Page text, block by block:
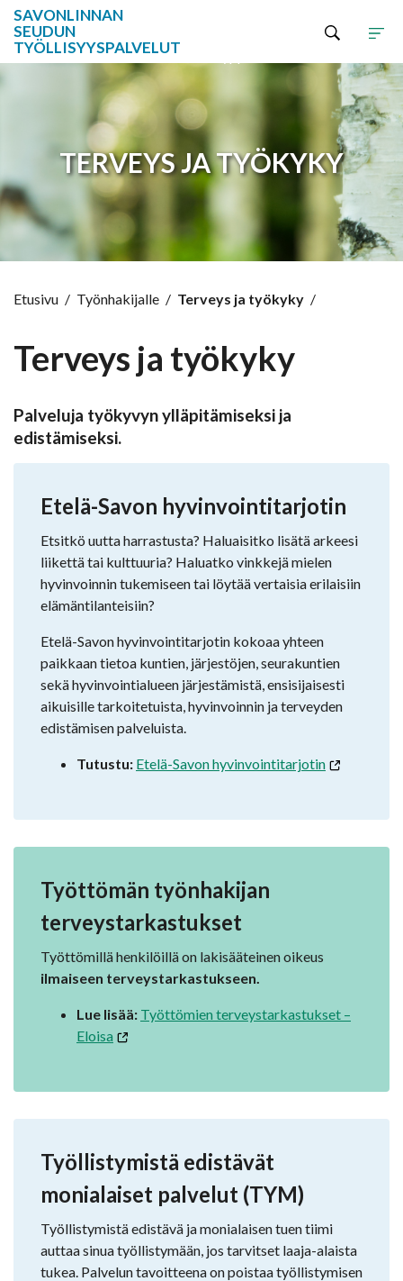
SAVONLINNAN
SEUDUN
TYÖLLISYYSPALVELUT
TERVEYS JA TYÖKYKY
Etusivu / Työnhakijalle / Terveys ja työkyky /
Terveys ja työkyky
Palveluja työkyvyn ylläpitämiseksi ja
edistämiseksi.
Etelä-Savon hyvinvointitarjotin
Etsitkö uutta harrastusta? Haluaisitko lisätä arkeesi
liikettä tai kulttuuria? Haluatko vinkkejä mielen
hyvinvoinnin tukemiseen tai löytää vertaisia erilaisiin
elämäntilanteisiin?
Etelä-Savon hyvinvointitarjotin kokoaa yhteen
paikkaan tietoa kuntien, järjestöjen, seurakuntien
sekä hyvinvointialueen järjestämistä, ensisijaisesti
aikuisille tarkoitetuista, hyvinvoinnin ja terveyden
edistämisen palveluista.
Tutustu: Etelä-Savon hyvinvointitarjotin
Työttömän työnhakijan
terveystarkastukset
Työttömillä henkilöillä on lakisääteinen oikeus
ilmaiseen terveystarkastukseen.
Lue lisää: Työttömien terveystarkastukset –
Eloisa
Työllistymistä edistävät
monialaiset palvelut (TYM)
Työllistymistä edistävä ja monialaisen tuen tiimi
auttaa sinua työllistymään, jos tarvitset laaja-alaista
tukea. Palvelun tavoitteena on poistaa työllistymisen